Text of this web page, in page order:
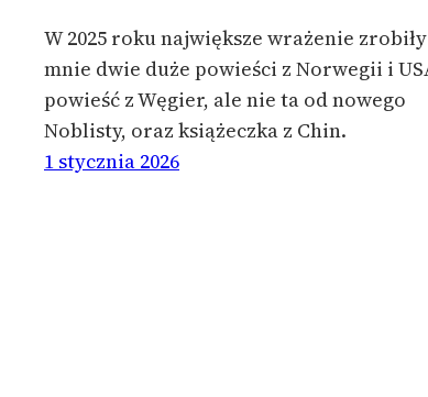
W 2025 roku największe wrażenie
mnie dwie duże powieści z Norwegii i
powieść z Węgier, ale nie ta od nowego
Noblisty, oraz książeczka z Chin.
1 stycznia 2026